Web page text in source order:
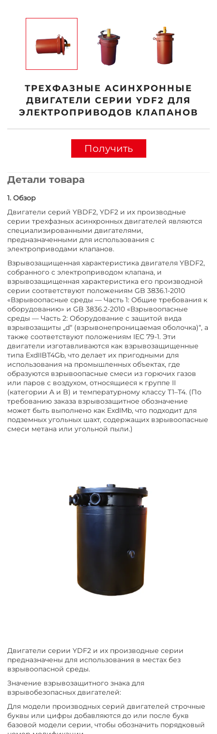
ТРЕХФАЗНЫЕ АСИНХРОННЫЕ
ДВИГАТЕЛИ СЕРИИ YDF2 ДЛЯ
ЭЛЕКТРОПРИВОДОВ КЛАПАНОВ
Получить
стоимости
Детали товара
1. Обзор
Двигатели серий YBDF2, YDF2 и их производные
серии трехфазных асинхронных двигателей являются
специализированными двигателями,
предназначенными для использования с
электроприводами клапанов.
Взрывозащищенная характеристика двигателя YBDF2,
собранного с электроприводом клапана, и
взрывозащищенная характеристика его производной
серии соответствуют положениям GB 3836.1-2010
«Взрывоопасные среды — Часть 1: Общие требования к
оборудованию» и GB 3836.2-2010 «Взрывоопасные
среды — Часть 2: Оборудование с защитой вида
взрывозащиты „d“ (взрывонепроницаемая оболочка)“, а
также соответствуют положениям IEC 79-1. Эти
двигатели изготавливаются как взрывозащищенные
типа ExdIIBT4Gb, что делает их пригодными для
использования на промышленных объектах, где
образуются взрывоопасные смеси из горючих газов
или паров с воздухом, относящиеся к группе II
(категории A и B) и температурному классу T1–T4. (По
требованию заказа взрывозащитное обозначение
может быть выполнено как ExdIMb, что подходит для
подземных угольных шахт, содержащих взрывоопасные
смеси метана или угольной пыли.)
Двигатели серии YDF2 и их производные серии
предназначены для использования в местах без
взрывоопасной среды.
Значение взрывозащитного знака для
взрывобезопасных двигателей:
Для модели производных серий двигателей строчные
буквы или цифры добавляются до или после букв
базовой модели серии, чтобы обозначить порядковый